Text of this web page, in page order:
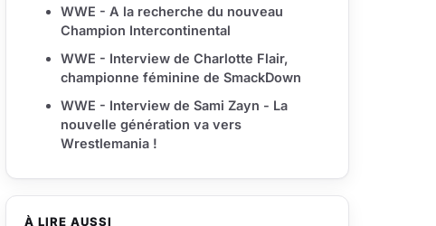
À LIRE AUSSI
WWE - A la recherche du nouveau
Champion Intercontinental
WWE - Interview de Charlotte Flair,
championne féminine de SmackDown
WWE - Interview de Sami Zayn - La
nouvelle génération va vers
Wrestlemania !